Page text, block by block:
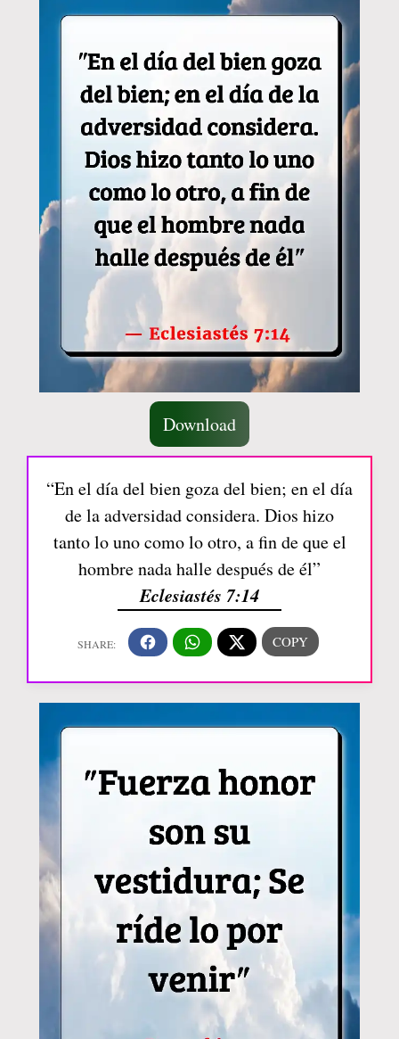
Download
“En el día del bien goza del bien; en el día
de la adversidad considera. Dios hizo
tanto lo uno como lo otro, a fin de que el
hombre nada halle después de él”
Eclesiastés 7:14